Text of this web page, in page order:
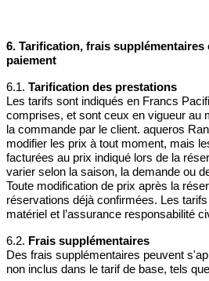
6. Tarification, frais supplémentaires
paiement
6.1. Tarification des prestations
Les tarifs sont indiqués en Francs
comprises, et sont ceux en vigueur au
la commande par le client. aqueros
modifier les prix à tout moment, mais
facturées au prix indiqué lors de la
varier selon la saison, la demande ou
Toute modification de prix après la
réservations déjà confirmées. Les
matériel et l’assurance responsabilité
6.2. Frais supplémentaires
Des frais supplémentaires peuvent
non inclus dans le tarif de base, tels